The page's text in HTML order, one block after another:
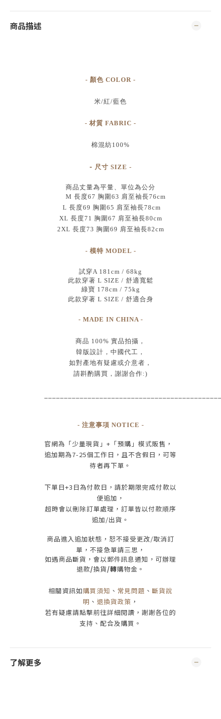
商品描述
- 顏色 COLOR -
米/紅/藍色
- 材質 FABRIC -
棉混紡100%
- 尺寸 SIZE -
商品丈量為平量、單位為公分
M 長度67 胸圍63 肩至袖長76cm
L 長度69 胸圍65 肩至袖長78cm
XL 長度71 胸圍67 肩至袖長80cm
2XL 長度73 胸圍69 肩至袖長82cm
- 模特 MODEL -
試穿A 181cm / 68kg
此款穿著 L SIZE / 舒適寬鬆
綠寶 178cm / 75kg
此款穿著 L SIZE / 舒適合身
- MADE IN CHINA -
商品 100% 實品拍攝 ，
韓版設計，中國代工 ，
如對產地有疑慮或介意者，
請斟酌購買， 謝謝合作:)
- 注意事項 NOTICE -
官網為 「少量現貨」+ 「預購」模式販售，
追加期為7-25個工作日 ，且不含假日 ， 可等
待者再下單 。
下單日+3 日為付款日，請於期限完成付款以
便追加，
超時會以刪除訂單處理，訂單皆以付款順序
追加/出貨 。
商品進入追加狀態，恕不接受更改/取消訂
單， 不接急單請三思 ，
如遇商品斷貨，會以郵件訊息通知，可辦理
退款/換貨/轉購物金。
相關資訊如購買須知 、 常見問題 、 斷貨說
明 、 退換貨政策 ，
若有疑慮請點擊前往詳細閱讀，謝謝各位的
支持、配合及購買 。
了解更多